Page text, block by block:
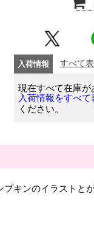
入荷情報 すべて
現在すべて在庫が
入荷情報をすべて
ください。
プキンのイラストと